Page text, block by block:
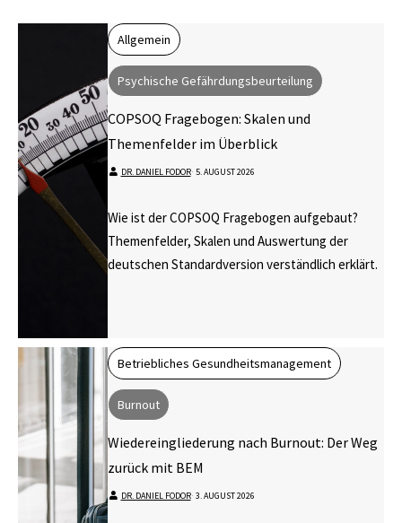
Allgemein
Psychische Gefährdungsbeurteilung
COPSOQ Fragebogen: Skalen und
Themenfelder im Überblick
DR. DANIEL FODOR⋅ 5. AUGUST 2026
Wie ist der COPSOQ Fragebogen aufgebaut?
Themenfelder, Skalen und Auswertung der
deutschen Standardversion verständlich erklärt.
Betriebliches Gesundheitsmanagement
Burnout
Wiedereingliederung nach Burnout: Der Weg
zurück mit BEM
DR. DANIEL FODOR⋅ 3. AUGUST 2026